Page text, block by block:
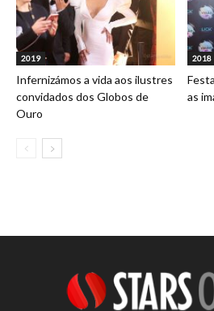
2019
Infernizámos a vida aos ilustres
convidados dos Globos de
Ouro
2018
as